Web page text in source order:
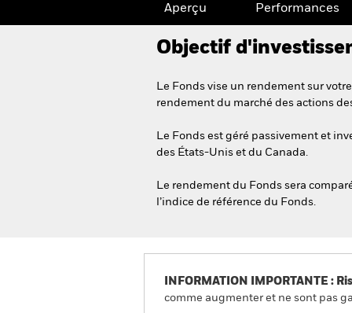
Aperçu Performances
Objectif
Le Fonds vise un rendement sur
rendement du marché des actions
Le Fonds est géré passivement et
des États-Unis et du Canada.
Le rendement du Fonds sera
l’indice de référence du Fonds.
INFORMATION IMPORTANTE :
comme augmenter et ne sont pas